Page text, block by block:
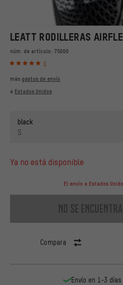
LEATT RODILLERAS
núm. de artículo: 75000
6
más gastos de envío
a Estados Unidos
black
S
ya no está disponible
El envío a Estados
no se
Compara
Envío en 1-3